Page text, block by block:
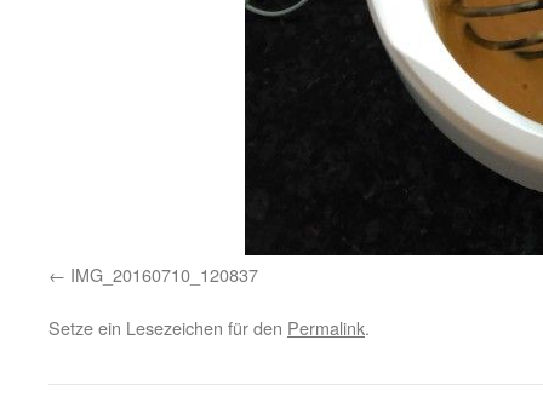
IMG_20160710_120837
Setze ein Lesezeichen für den Permalink.